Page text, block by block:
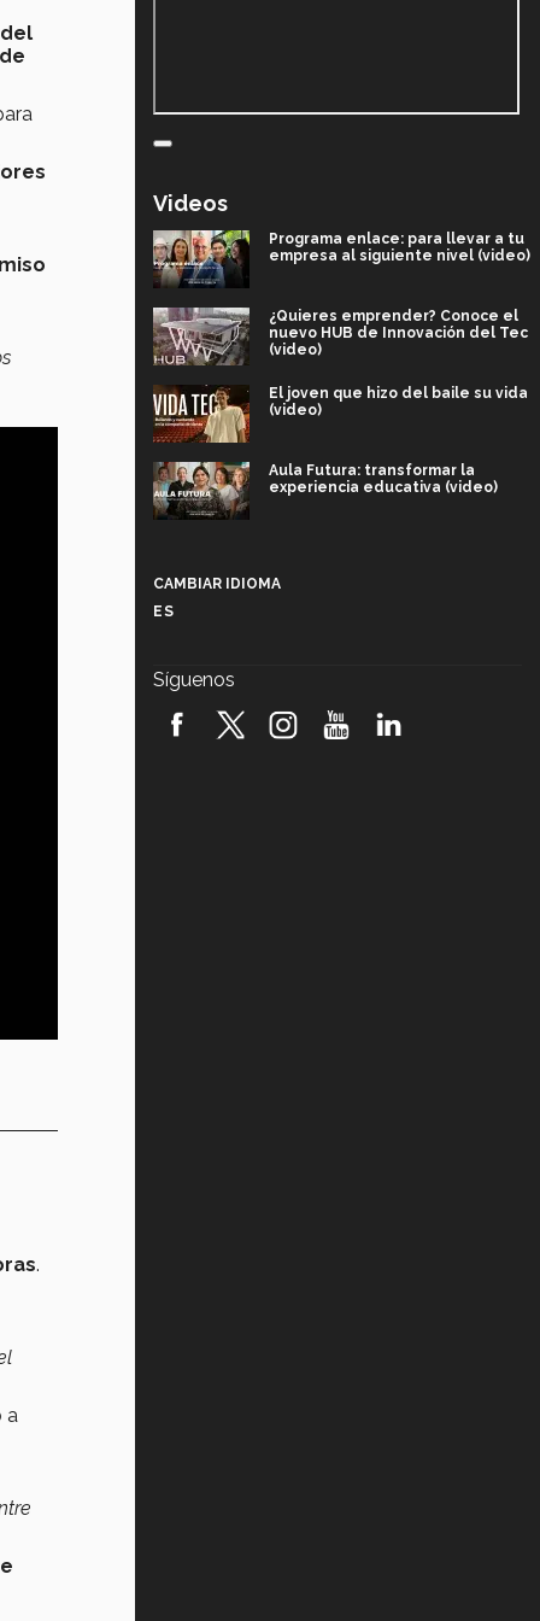
del
.
a
Videos
Programa enlace: para llevar a tu
empresa al siguiente nivel (video)
¿Quieres emprender? Conoce el
nuevo HUB de Innovación del Tec
(video)
El joven que hizo del baile su vida
(video)
Aula Futura: transformar la
experiencia educativa (video)
robótica FIRST 2026! (video)
CAMBIAR IDIOMA
ES
Síguenos